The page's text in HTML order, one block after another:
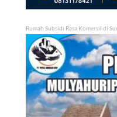
Rumah Subsidi Rasa Komersil di